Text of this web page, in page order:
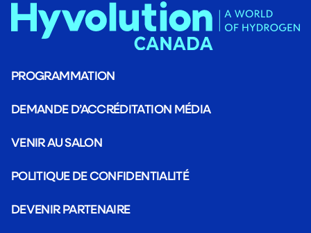
PROGRAMMATION
DEMANDE D’ACCRÉDITATION MÉDIA
VENIR AU SALON
POLITIQUE DE CONFIDENTIALITÉ
DEVENIR PARTENAIRE